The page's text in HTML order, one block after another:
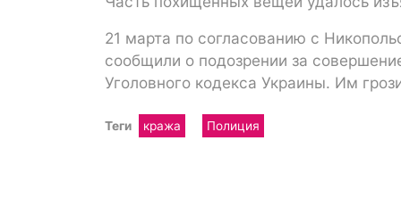
21 марта по согласованию с
сообщили о подозрении за
Уголовного кодекса Украины. Им
Теги кража Полиция